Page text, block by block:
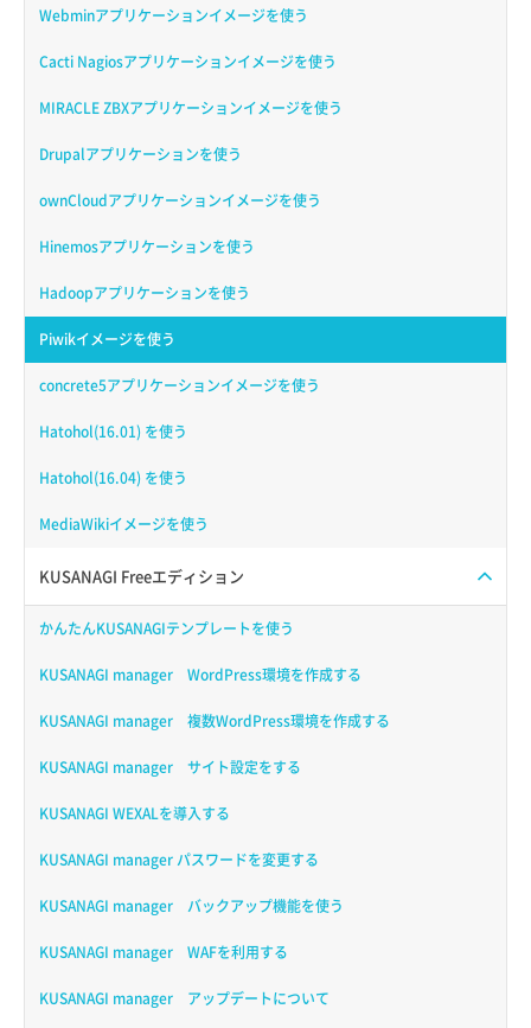
Webminアプリケーションイメージを使う
Cacti Nagiosアプリケーションイメージを使う
MIRACLE ZBXアプリケーションイメージを使う
Drupalアプリケーションを使う
ownCloudアプリケーションイメージを使う
Hinemosアプリケーションを使う
Hadoopアプリケーションを使う
Piwikイメージを使う
concrete5アプリケーションイメージを使う
Hatohol(16.01) を使う
Hatohol(16.04) を使う
MediaWikiイメージを使う
KUSANAGI Freeエディション
かんたんKUSANAGIテンプレートを使う
KUSANAGI manager WordPress環境を作成する
KUSANAGI manager 複数WordPress環境を作成する
KUSANAGI manager サイト設定をする
KUSANAGI WEXALを導入する
KUSANAGI manager パスワードを変更する
KUSANAGI manager バックアップ機能を使う
KUSANAGI manager WAFを利用する
KUSANAGI manager アップデートについて